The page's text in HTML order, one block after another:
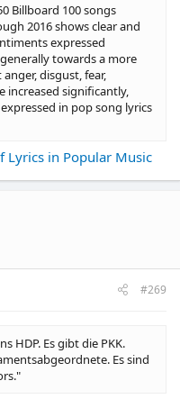
Billboard 100 songs
2016 shows clear and
expressed
towards a more
disgust, fear,
increased significantly,
in pop song lyrics
Lyrics in Popular Music
#269
HDP. Es gibt die PKK.
Es sind